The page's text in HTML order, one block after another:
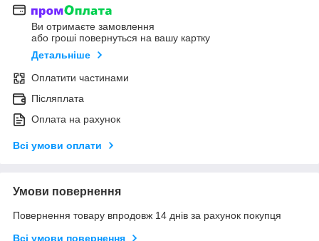
Ви отримаєте замовлення
або гроші повернуться на вашу картку
Детальніше
Оплатити частинами
Післяплата
Оплата на рахунок
Всі умови оплати
Умови повернення
Повернення товару впродовж 14 днів за рахунок покупця
Всі умови повернення